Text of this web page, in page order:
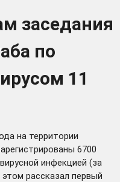
заседания
по
11
на территории
6700
инфекцией (за
рассказал первый